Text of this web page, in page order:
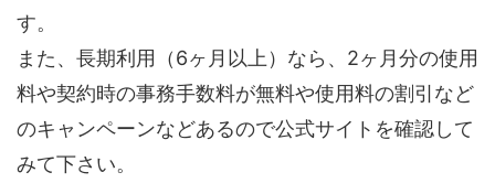
す。
また、長期利用（6ヶ月以上）なら、2ヶ月分の使用
料や契約時の事務手数料が無料や使用料の割引など
のキャンペーンなどあるので公式サイトを確認して
みて下さい。